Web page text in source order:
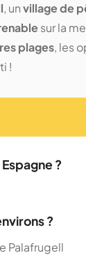
, unvillage de
sur la
plages, les
!
?
?
Palafrugell